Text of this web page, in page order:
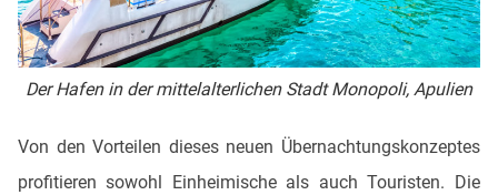
Der Hafen in der mittelalterlichen Stadt Monopoli, Apulien
Von den Vorteilen dieses neuen Übernachtungskonzeptes
profitieren sowohl Einheimische als auch Touristen. Die